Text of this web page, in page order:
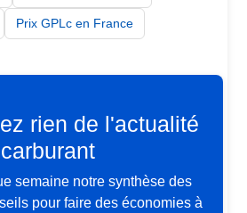
Prix GPLc en France
rien de l'actualité
carburant
semaine notre synthèse des
pour faire des économies à